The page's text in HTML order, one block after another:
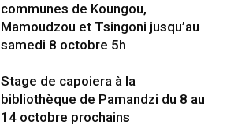
communes de Koungou,
Mamoudzou et Tsingoni jusqu’au
samedi 8 octobre 5h
Stage de capoiera à la
bibliothèque de Pamandzi du 8 au
14 octobre prochains